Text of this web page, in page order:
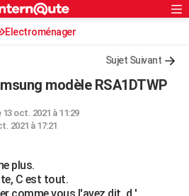
S'inscrire
Connexion
Electroménager
Sujet Suivant
modèle RSA1DTWP
oct. 2021 à 11:29
2021 à 17:21
plus.
C est tout.